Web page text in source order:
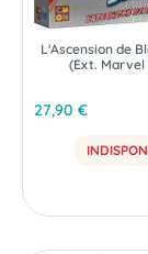
L'Ascension de
(Ext. Marvel
27,90 €